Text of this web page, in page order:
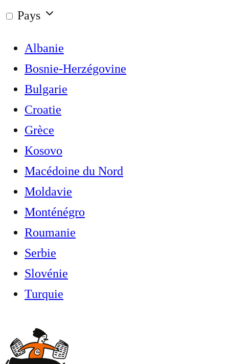
Pays
Albanie
Bosnie-Herzégovine
Bulgarie
Croatie
Grèce
Kosovo
Macédoine du Nord
Moldavie
Monténégro
Roumanie
Serbie
Slovénie
Turquie